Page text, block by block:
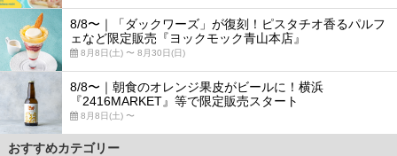
8/8〜｜「ダックワーズ」が復刻！ピスタチオ香るパルフ
ェなど限定販売『ヨックモック青山本店』
8月8日(土) 〜 8月30日(日)
8/8〜｜朝食のオレンジ果皮がビールに！横浜
『2416MARKET』等で限定販売スタート
8月8日(土) 〜
おすすめカテゴリー